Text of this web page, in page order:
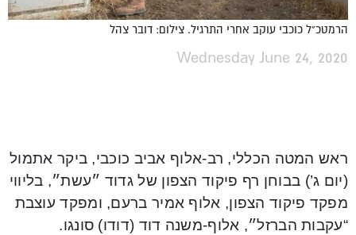
הרמטכ"ל כוכבי עוקב אחרי התרגיל. צילום: דובר צהל
Wednesday June 24, 2020
ראש המטה הכללי, רב-אלוף אביב כוכבי, ביקר אתמול
(יום ג’) בבוחן רף פיקוד הצפון של גדוד ״עשת״, בליווי
מפקד פיקוד הצפון, אלוף אמיר ברעם, ומפקד עוצבת
“עקבות הברזל״, אלוף-משנה דוד (דודו) סונגו.